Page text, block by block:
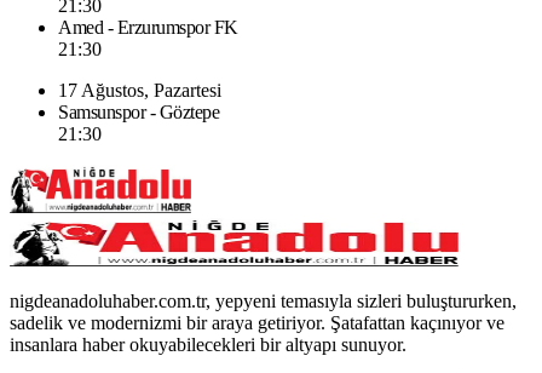
21:30
Amed - Erzurumspor FK
21:30
17 Ağustos, Pazartesi
Samsunspor - Göztepe
21:30
nigdeanadoluhaber.com.tr, yepyeni temasıyla sizleri buluştururken,
sadelik ve modernizmi bir araya getiriyor. Şatafattan kaçınıyor ve
insanlara haber okuyabilecekleri bir altyapı sunuyor.